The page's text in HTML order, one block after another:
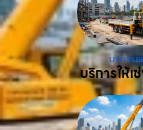
บริการข
บริการให้เ